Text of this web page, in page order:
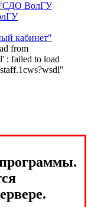
кабинет"
from
: failed to load